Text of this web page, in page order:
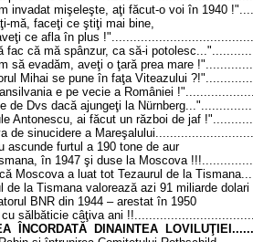
invadat mişeleşte, aţi făcut-o voi în 1940
mă, faceţi ce ştiţi mai bine,
ce afla în plus
fac că mă spânzur, ca să-i
să evadăm, aveţi o ţară prea mare
Mihai se pune în faţa Viteazului
e pe vecie a României
de Dvs dacă ajungeţi la
Antonescu, ai făcut un război de jaf
de sinucidere a
ascunde furtul a 190 tone de aur
în 1947 şi duse la Moscova
Moscova a luat tot Tezaurul de la
de la Tismana valorează azi 91 miliarde
BNR din 1944 – arestat în 1950
cu sălbăticie câţiva ani
ÎNCORDATĂ DINAINTEA